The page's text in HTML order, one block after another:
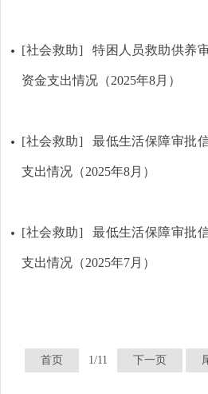
[社会救助] 特困人员救助供养
资金支出情况（2025年8月）
[社会救助] 最低生活保障审批
支出情况（2025年8月）
[社会救助] 最低生活保障审批
支出情况（2025年7月）
首页 1/11 下一页